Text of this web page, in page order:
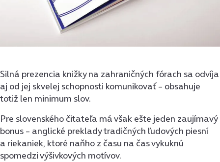
Silná prezencia knižky na zahraničných fórach sa odvíja
aj od jej skvelej schopnosti komunikovať – obsahuje
totiž len minimum slov.
Pre slovenského čitateľa má však ešte jeden zaujímavý
bonus – anglické preklady tradičných ľudových piesní
a riekaniek, ktoré naňho z času na čas vykuknú
spomedzi výšivkových motívov.